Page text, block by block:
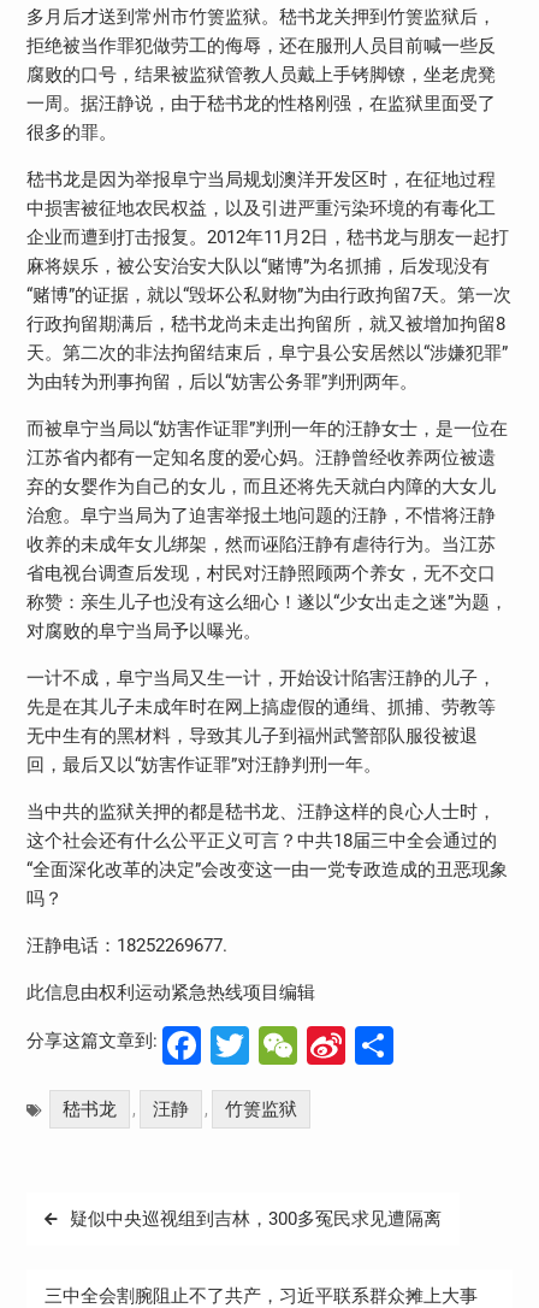
多月后才送到常州市竹箦监狱。嵇书龙关押到竹箦监狱后，
拒绝被当作罪犯做劳工的侮辱，还在服刑人员目前喊一些反
腐败的口号，结果被监狱管教人员戴上手铐脚镣，坐老虎凳
一周。据汪静说，由于嵇书龙的性格刚强，在监狱里面受了
很多的罪。
嵇书龙是因为举报阜宁当局规划澳洋开发区时，在征地过程
中损害被征地农民权益，以及引进严重污染环境的有毒化工
企业而遭到打击报复。 2012年11 月2日，嵇书龙与朋友一起打
麻将娱乐，被公安治安大队以“赌博”为名抓捕，后发现没有
“赌博”的证据，就以“毁坏公私财物”为由行政拘留7天。第一次
行政拘留期满后，嵇书龙尚未走出拘留所，就又被增加拘留8
天。第二次的非法拘留结束后，阜宁县公安居然以“涉嫌犯罪”
为由转为刑事拘留，后以“妨害公务罪”判刑两年。
而被阜宁当局以“妨害作证罪”判刑一年的汪静女士，是一位在
江苏省内都有一定知名度的爱心妈。汪静曾经收养两位被遗
弃的女婴作为自己的女儿，而且还将先天就白内障的大女儿
治愈。阜宁当局为了迫害举报土地问题的汪静，不惜将汪静
收养的未成年女儿绑架，然而诬陷汪静有虐待行为。当江苏
省电视台调查后发现，村民对汪静照顾两个养女，无不交口
称赞：亲生儿子也没有这么细心！遂以“少女出走之迷”为题，
对腐败的阜宁当局予以曝光。
一计不成，阜宁当局又生一计，开始设计陷害汪静的儿子，
先是在其儿子未成年时在网上搞虚假的通缉、抓捕、劳教等
无中生有的黑材料，导致其儿子到福州武警部队服役被退
回，最后又以“妨害作证罪”对汪静判刑一年。
当中共的监狱关押的都是嵇书龙、汪静这样的良心人士时，
这个社会还有什么公平正义可言？中共18届三中全会通过的
“全面深化改革的决定”会改变这一由一党专政造成的丑恶现象
吗？
汪静电话： 18252269677.
此信息由权利运动紧急热线项目编辑
分享这篇文章到: Facebook
Twitter
WeChat
Sina分
嵇书龙 , 汪静 , 竹箦监狱
文
导
疑似中央巡视组到吉林，300多冤民求见遭隔离
三中全会割腕阻止不了共产，习近平联系群众摊上大事